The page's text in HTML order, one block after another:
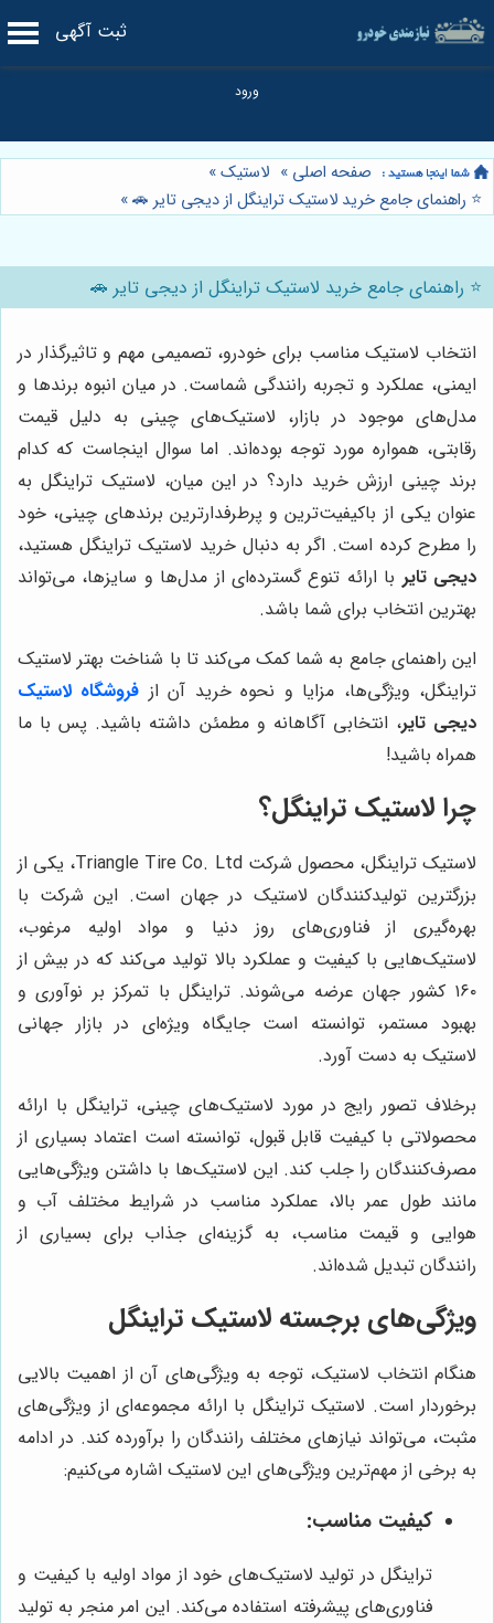
ثبت آگهی
صفحه اصلی » لاستیک»
⭐️ راهنمای جامع خرید لاستیک تراینگل از دیجی تایر 🚗»
⭐️ راهنمای جامع خرید لاستیک تراینگل از دیجی تایر 🚗
انتخاب لاستیک مناسب برای خودرو، تصمیمی مهم و تاثیرگذار در
ایمنی، عملکرد و تجربه رانندگی شماست. در میان انبوه برندها و
مدل‌های موجود در بازار، لاستیک‌های چینی به دلیل قیمت
رقابتی، همواره مورد توجه بوده‌اند. اما سوال اینجاست که کدام
برند چینی ارزش خرید دارد؟ در این میان، لاستیک تراینگل به
عنوان یکی از باکیفیت‌ترین و پرطرفدارترین برندهای چینی، خود
را مطرح کرده است. اگر به دنبال خرید لاستیک تراینگل هستید،
دیجی تایر با ارائه تنوع گسترده‌ای از مدل‌ها و سایزها، می‌تواند
بهترین انتخاب برای شما باشد.
این راهنمای جامع به شما کمک می‌کند تا با شناخت بهتر لاستیک
تراینگل، ویژگی‌ها، مزایا و نحوه خرید آن از فروشگاه لاستیک
دیجی تایر، انتخابی آگاهانه و مطمئن داشته باشید. پس با ما
همراه باشید!
چرا لاستیک تراینگل؟
لاستیک تراینگل، محصول شرکت Triangle Tire Co. Ltd، یکی از
بزرگترین تولیدکنندگان لاستیک در جهان است. این شرکت با
بهره‌گیری از فناوری‌های روز دنیا و مواد اولیه مرغوب،
لاستیک‌هایی با کیفیت و عملکرد بالا تولید می‌کند که در بیش از
۱۶۰ کشور جهان عرضه می‌شوند. تراینگل با تمرکز بر نوآوری و
بهبود مستمر، توانسته است جایگاه ویژه‌ای در بازار جهانی
لاستیک به دست آورد.
برخلاف تصور رایج در مورد لاستیک‌های چینی، تراینگل با ارائه
محصولاتی با کیفیت قابل قبول، توانسته است اعتماد بسیاری از
مصرف‌کنندگان را جلب کند. این لاستیک‌ها با داشتن ویژگی‌هایی
مانند طول عمر بالا، عملکرد مناسب در شرایط مختلف آب و
هوایی و قیمت مناسب، به گزینه‌ای جذاب برای بسیاری از
رانندگان تبدیل شده‌اند.
ویژگی‌های برجسته لاستیک تراینگل
هنگام انتخاب لاستیک، توجه به ویژگی‌های آن از اهمیت بالایی
برخوردار است. لاستیک تراینگل با ارائه مجموعه‌ای از ویژگی‌های
مثبت، می‌تواند نیازهای مختلف رانندگان را برآورده کند. در ادامه
به برخی از مهم‌ترین ویژگی‌های این لاستیک اشاره می‌کنیم:
کیفیت مناسب:
تراینگل در تولید لاستیک‌های خود از مواد اولیه با کیفیت و
فناوری‌های پیشرفته استفاده می‌کند. این امر منجر به تولید